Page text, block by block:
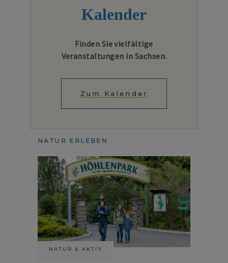
Kalender
Finden Sie vielfältige
Veranstaltungen in Sachsen.
Zum Kalender
NATUR ERLEBEN
NATUR & AKTIV